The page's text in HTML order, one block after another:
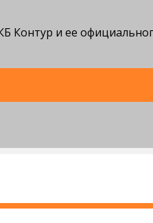
Контур и ее